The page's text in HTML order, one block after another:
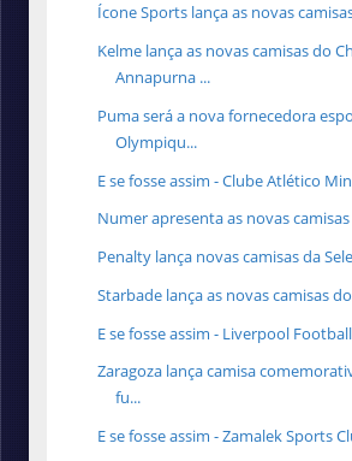
Ícone Sports lança as novas
Kelme lança as novas camisas do
Annapurna ...
Puma será a nova fornecedora
Olympiqu...
E se fosse assim - Clube Atlético
Numer apresenta as novas camisas
Penalty lança novas camisas da
Starbade lança as novas camisas
E se fosse assim - Liverpool
Zaragoza lança camisa
fu...
E se fosse assim - Zamalek Sports